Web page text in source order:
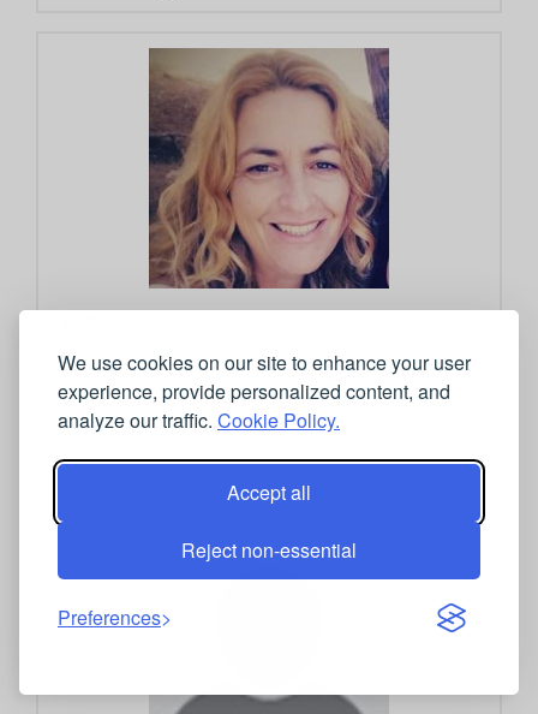
We use cookies on our site to enhance your user
experience, provide personalized content, and
analyze our traffic. Cookie Policy.
Accept all
Reject non-essential
Preferences
Sprachen:
englisch, französisch
+30 6937.017550